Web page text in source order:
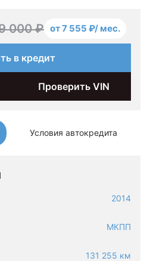
Условия автокредита
2014
МКПП
131 255 км
000 ₽ от 7 555 ₽/ мес.
в кредит
Проверить VIN